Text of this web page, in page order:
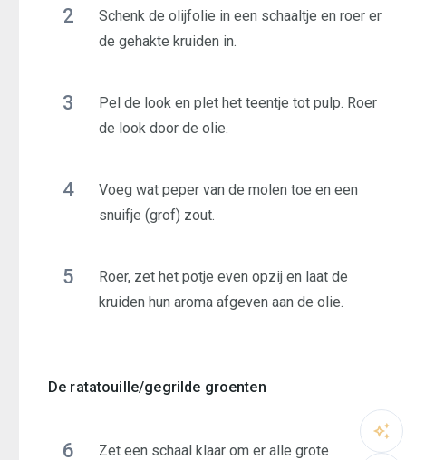
2
Schenk de olijfolie in een schaaltje en roer er
de gehakte kruiden in.
3
Pel de look en plet het teentje tot pulp. Roer
de look door de olie.
4
Voeg wat peper van de molen toe en een
snuifje (grof) zout.
5
Roer, zet het potje even opzij en laat de
kruiden hun aroma afgeven aan de olie.
De ratatouille/gegrilde groenten
6 Zet een schaal klaar om er alle grote